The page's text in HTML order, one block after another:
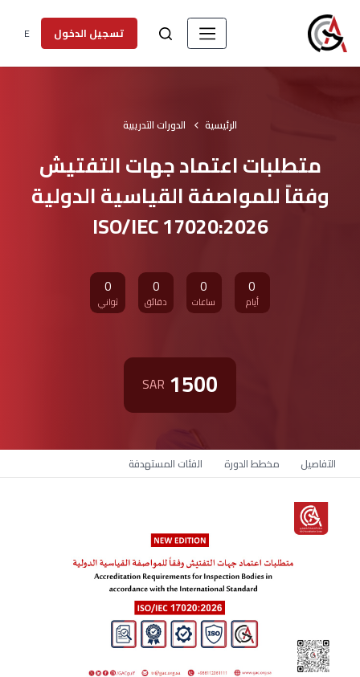
تسجيل الدخول E
الرئيسية الدورات التدريبية
متطلبات اعتماد جهات التفتيش
وفقاً للمواصفة القياسية الدولية
17020:2026 ISO/IEC
0
أيام
0
ساعات
0
دقائق
0
ثواني
1500
SAR
التفاصيل مخطط الدورة الفئات المستهدفة